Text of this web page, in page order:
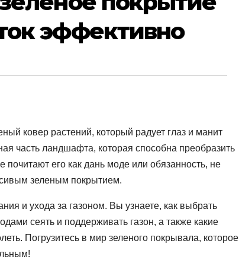
эффективно
ковер растений, который радует глаз и манит
часть ландшафта, которая способна преобразить
его как дань моде или обязанность, не
зеленым покрытием.
и ухода за газоном. Вы узнаете, как выбрать
сеять и поддерживать газон, а также какие
Погрузитесь в мир зеленого покрывала, которое